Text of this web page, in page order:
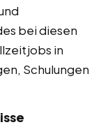
bei diesen
in
Schulungen